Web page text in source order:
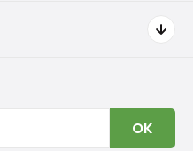
OK